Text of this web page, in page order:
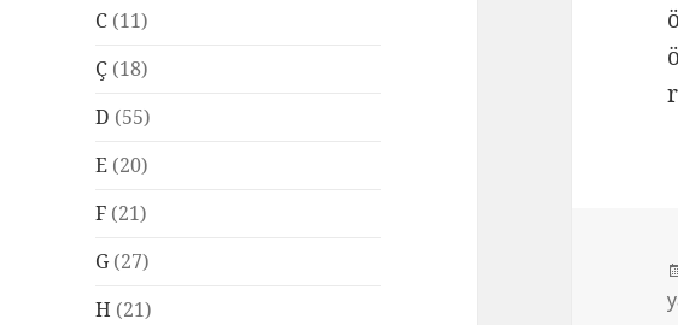
C (11)
Ç (18)
D (55)
E (20)
F (21)
G (27)
H (21)